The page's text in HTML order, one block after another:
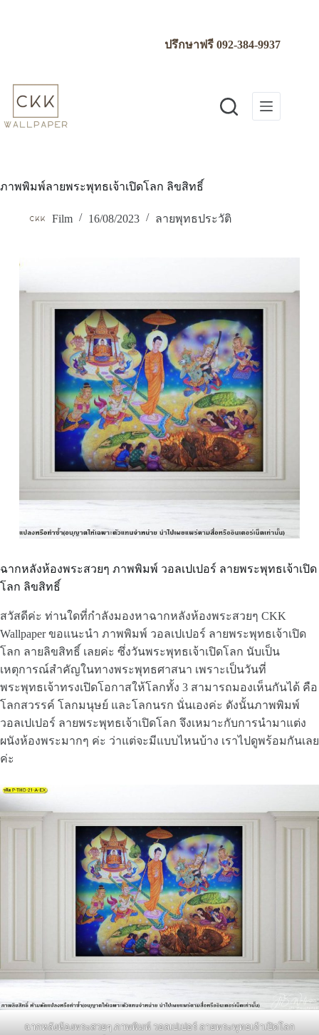
ปรึกษาฟรี092-384-9937
ภาพพิมพ์ลายพระพุทธเจ้าเปิดโลก ลิขสิทธิ์
Film 16/08/2023 ลายพุทธประวัติ
ฉากหลังห้องพระสวยๆ ภาพพิมพ์ วอลเปเปอร์ ลายพระพุทธเจ้าเปิด
โลก ลิขสิทธิ์
สวัสดีค่ะ ท่านใดที่กำลังมองหาฉากหลังห้องพระสวยๆ CKK
Wallpaper ขอแนะนำ ภาพพิมพ์ วอลเปเปอร์ ลายพระพุทธเจ้าเปิด
โลก ลายลิขสิทธิ์ เลยค่ะ ซึ่งวันพระพุทธเจ้าเปิดโลก นับเป็น
เหตุการณ์สำคัญในทางพระพุทธศาสนา เพราะเป็นวันที่
พระพุทธเจ้าทรงเปิดโอกาสให้โลกทั้ง 3 สามารถมองเห็นกันได้ คือ
โลกสวรรค์ โลกมนุษย์ และโลกนรก นั่นเองค่ะ ดังนั้นภาพพิมพ์
วอลเปเปอร์ ลายพระพุทธเจ้าเปิดโลก จึงเหมาะกับการนำมาแต่ง
ผนังห้องพระมากๆ ค่ะ ว่าแต่จะมีแบบไหนบ้าง เราไปดูพร้อมกันเลย
ค่ะ
ฉากหลังห้องพระสวยๆ ภาพพิมพ์ วอลเปเปอร์ ลายพระพุทธเจ้าเปิดโลก